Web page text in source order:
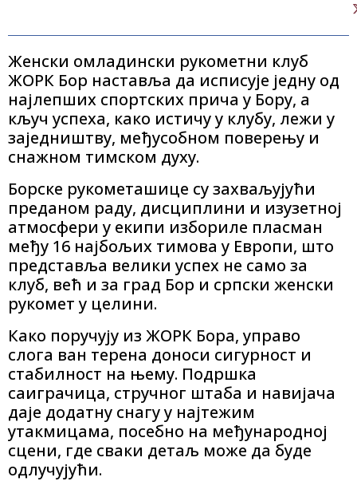
Женски омладински рукометни клуб
ЖОРК Бор наставља да исписује једну од
најлепших спортских прича у Бору, а
кључ успеха, како истичу у клубу, лежи у
заједништву, међусобном поверењу и
снажном тимском духу.
Борске рукометашице су захваљујући
преданом раду, дисциплини и изузетној
атмосфери у екипи избориле пласман
међу 16 најбољих тимова у Европи, што
представља велики успех не само за
клуб, већ и за град Бор и српски женски
рукомет у целини.
Како поручују из ЖОРК Бора, управо
слога ван терена доноси сигурност и
стабилност на њему. Подршка
саиграчица, стручног штаба и навијача
даје додатну снагу у најтежим
утакмицама, посебно на међународној
сцени, где сваки детаљ може да буде
одлучујући.